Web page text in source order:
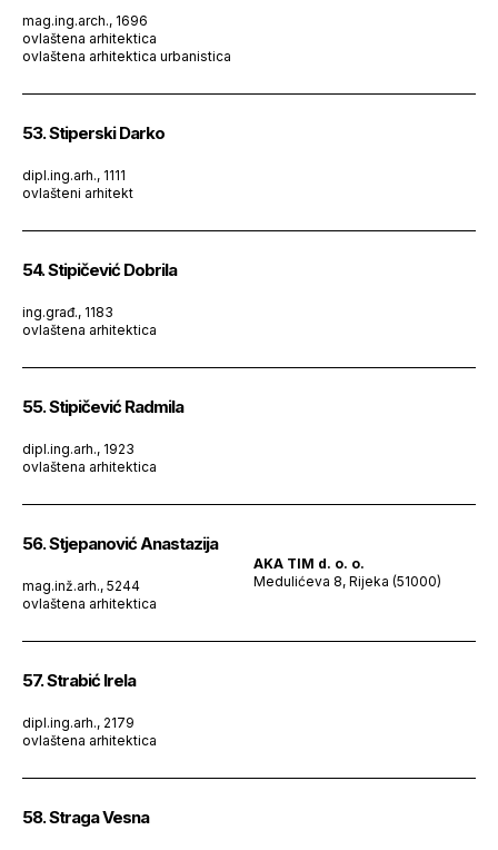
mag.ing.arch., 1696
ovlaštena arhitektica
ovlaštena arhitektica urbanistica
53. Stiperski Darko
dipl.ing.arh., 1111
ovlašteni arhitekt
54. Stipičević Dobrila
ing.građ., 1183
ovlaštena arhitektica
55. Stipičević Radmila
dipl.ing.arh., 1923
ovlaštena arhitektica
56. Stjepanović Anastazija
mag.inž.arh., 5244
ovlaštena arhitektica
AKA TIM d. o. o.
Medulićeva 8, Rijeka (51000)
57. Strabić Irela
dipl.ing.arh., 2179
ovlaštena arhitektica
58. Straga Vesna